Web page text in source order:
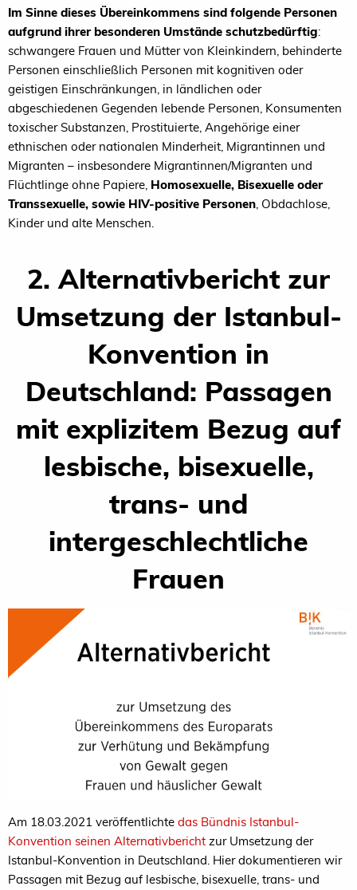
Im Sinne dieses Übereinkommens sind folgende Personen
aufgrund ihrer besonderen Umstände schutzbedürftig:
schwangere Frauen und Mütter von Kleinkindern, behinderte
Personen einschließlich Personen mit kognitiven oder
geistigen Einschränkungen, in ländlichen oder
abgeschiedenen Gegenden lebende Personen, Konsumenten
toxischer Substanzen, Prostituierte, Angehörige einer
ethnischen oder nationalen Minderheit, Migrantinnen und
Migranten – insbesondere Migrantinnen/Migranten und
Flüchtlinge ohne Papiere, Homosexuelle, Bisexuelle oder
Transsexuelle, sowie HIV-positive Personen, Obdachlose,
Kinder und alte Menschen.
2. Alternativbericht zur
Umsetzung der Istanbul-
Konvention in
Deutschland: Passagen
mit explizitem Bezug auf
lesbische, bisexuelle,
trans- und
intergeschlechtliche
Frauen
Am 18.03.2021 veröffentlichte das Bündnis Istanbul-
Konvention seinen Alternativbericht zur Umsetzung der
Istanbul-Konvention in Deutschland. Hier dokumentieren wir
Passagen mit Bezug auf lesbische, bisexuelle, trans- und